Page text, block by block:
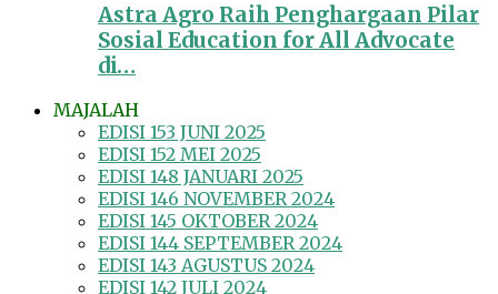
Astra Agro Raih Penghargaan Pilar
Sosial Education for All Advocate
di…
MAJALAH
EDISI 153 JUNI 2025
EDISI 152 MEI 2025
EDISI 148 JANUARI 2025
EDISI 146 NOVEMBER 2024
EDISI 145 OKTOBER 2024
EDISI 144 SEPTEMBER 2024
EDISI 143 AGUSTUS 2024
EDISI 142 JULI 2024